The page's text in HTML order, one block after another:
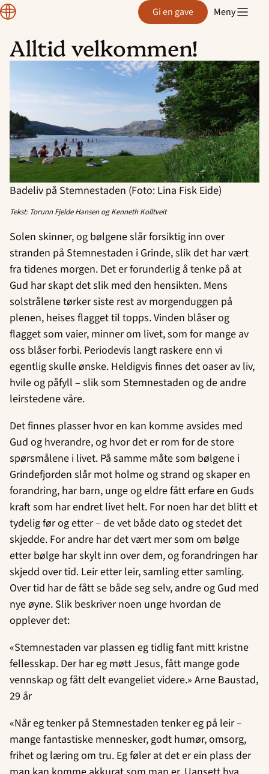
Hopp
innhold
Region
Rogaland Gi en gave Meny
Alltid velkommen!
Badeliv på Stemnestaden (Foto: Lina Fisk Eide)
Tekst: Torunn Fjelde Hansen og Kenneth Kolltveit
Solen skinner, og bølgene slår forsiktig inn over
stranden på Stemnestaden i Grinde, slik det har vært
fra tidenes morgen. Det er forunderlig å tenke på at
Gud har skapt det slik med den hensikten. Mens
solstrålene tørker siste rest av morgenduggen på
plenen, heises flagget til topps. Vinden blåser og
flagget som vaier, minner om livet, som for mange av
oss blåser forbi. Periodevis langt raskere enn vi
egentlig skulle ønske. Heldigvis finnes det oaser av liv,
hvile og påfyll – slik som Stemnestaden og de andre
leirstedene våre.
Det finnes plasser hvor en kan komme avsides med
Gud og hverandre, og hvor det er rom for de store
spørsmålene i livet. På samme måte som bølgene i
Grindefjorden slår mot holme og strand og skaper en
forandring, har barn, unge og eldre fått erfare en Guds
kraft som har endret livet helt. For noen har det blitt et
tydelig før og etter – de vet både dato og stedet det
skjedde. For andre har det vært mer som om bølge
etter bølge har skylt inn over dem, og forandringen har
skjedd over tid. Leir etter leir, samling etter samling.
Over tid har de fått se både seg selv, andre og Gud med
nye øyne. Slik beskriver noen unge hvordan de
opplever det:
«Stemnestaden var plassen eg tidlig fant mitt kristne
fellesskap. Der har eg møtt Jesus, fått mange gode
vennskap og fått delt evangeliet videre.» Arne Baustad,
29 år
«Når eg tenker på Stemnestaden tenker eg på leir –
mange fantastiske mennesker, godt humør, omsorg,
frihet og læring om tru. Eg føler at det er ein plass der